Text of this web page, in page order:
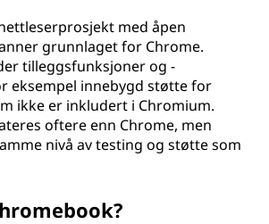
med åpen
grunnlaget for Chrome.
tilleggsfunksjoner og -
eksempel innebygd støtte for
ikke er inkludert i Chromium.
oftere enn Chrome, men
nivå av testing og støtte som